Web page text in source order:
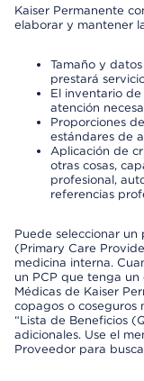
Kaiser Permanente
elaborar y mantener
Tamaño y
prestará
El inventario
atención
Proporciones
estándares de
Aplicación de
otras cosas,
profesional,
referencias
Puede seleccionar
(Primary Care
medicina interna.
un PCP que tenga
Médicas de Kaiser
copagos o coseguros
“Lista de Beneficios
adicionales. Use el
Proveedor para